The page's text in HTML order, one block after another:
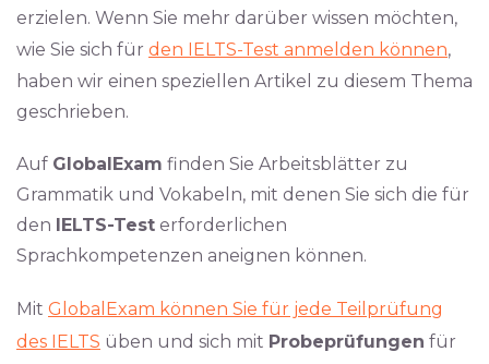
erzielen. Wenn Sie mehr darüber wissen möchten,
wie Sie sich für den IELTS-Test anmelden können,
haben wir einen speziellen Artikel zu diesem Thema
geschrieben.
Auf GlobalExam finden Sie Arbeitsblätter zu
Grammatik und Vokabeln, mit denen Sie sich die für
den IELTS-Test erforderlichen
Sprachkompetenzen aneignen können.
Mit GlobalExam können Sie für jede Teilprüfung
des IELTS üben und sich mit Probeprüfungen für